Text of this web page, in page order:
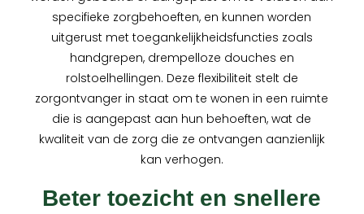
specifieke zorgbehoeften, en kunnen worden
uitgerust met toegankelijkheidsfuncties zoals
handgrepen, drempelloze douches en
rolstoelhellingen. Deze flexibiliteit stelt de
zorgontvanger in staat om te wonen in een ruimte
die is aangepast aan hun behoeften, wat de
kwaliteit van de zorg die ze ontvangen aanzienlijk
kan verhogen.
Beter toezicht en snellere